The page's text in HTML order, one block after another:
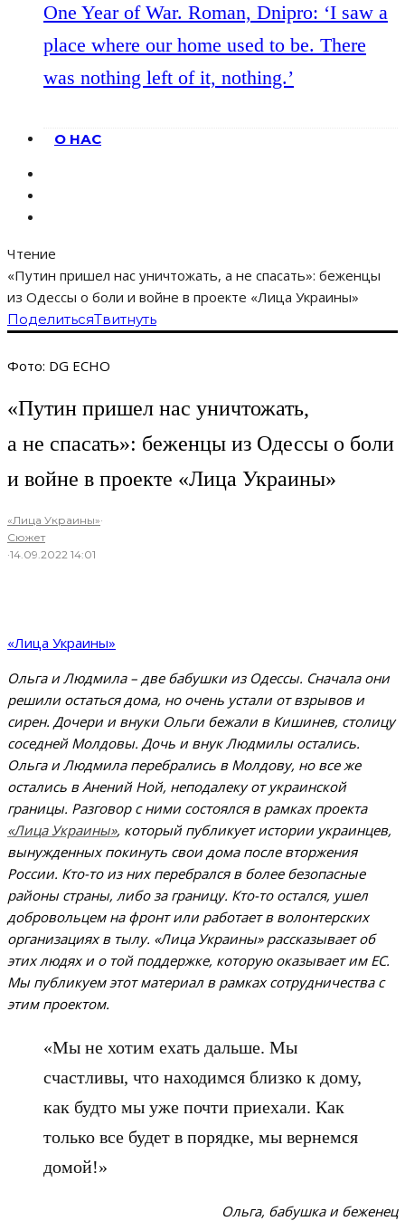
One Year of War. Roman, Dnipro: ‘I saw a
place where our home used to be. There
was nothing left of it, nothing.’
О НАС
Чтение
«Путин пришел нас уничтожать, а не спасать»: беженцы
из Одессы о боли и войне в проекте «Лица Украины»
ПоделитьсяТвитнуть
Фото: DG ECHO
«Путин пришел нас уничтожать,
а не спасать»: беженцы из Одессы о боли
и войне в проекте «Лица Украины»
«Лица Украины»·
Сюжет
·14.09.2022 14:01
«Лица Украины»
Ольга и Людмила – две бабушки из Одессы. Сначала они
решили остаться дома, но очень устали от взрывов и
сирен. Дочери и внуки Ольги бежали в Кишинев, столицу
соседней Молдовы. Дочь и внук Людмилы остались.
Ольга и Людмила перебрались в Молдову, но все же
остались в Анений Ной, неподалеку от украинской
границы. Разговор с ними состоялся в рамках проекта
«Лица Украины», который публикует истории украинцев,
вынужденных покинуть свои дома после вторжения
России. Кто-то из них перебрался в более безопасные
районы страны, либо за границу. Кто-то остался, ушел
добровольцем на фронт или работает в волонтерских
организациях в тылу. «Лица Украины» рассказывает об
этих людях и о той поддержке, которую оказывает им ЕС.
Мы публикуем этот материал в рамках сотрудничества с
этим проектом.
«Мы не хотим ехать дальше. Мы
счастливы, что находимся близко к дому,
как будто мы уже почти приехали. Как
только все будет в порядке, мы вернемся
домой!»
Ольга, бабушка и беженец